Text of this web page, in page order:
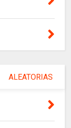
ALEATORIAS